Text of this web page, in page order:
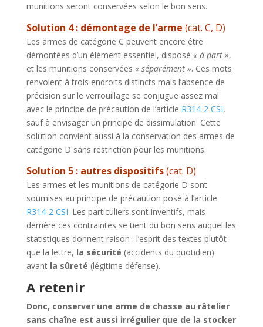
munitions seront conservées selon le bon sens.
Solution 4 : démontage de l’arme (cat. C, D)
Les armes de catégorie C peuvent encore être
démontées d’un élément essentiel, disposé « à part »,
et les munitions conservées « séparément ». Ces mots
renvoient à trois endroits distincts mais l’absence de
précision sur le verrouillage se conjugue assez mal
avec le principe de précaution de l’article R314-2 CSI,
sauf à envisager un principe de dissimulation. Cette
solution convient aussi à la conservation des armes de
catégorie D sans restriction pour les munitions.
Solution 5 : autres dispositifs(cat. D)
Les armes et les munitions de catégorie D sont
soumises au principe de précaution posé à l’article
R314-2 CSI. Les particuliers sont inventifs, mais
derrière ces contraintes se tient du bon sens auquel les
statistiques donnent raison : l’esprit des textes plutôt
que la lettre, la sécurité (accidents du quotidien)
avant la sûreté (légitime défense).
A retenir
Donc, conserver une arme de chasse au râtelier
sans chaîne est aussi irrégulier que de la stocker